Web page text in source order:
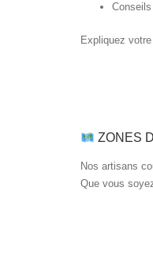
Expliquez
ZONES
Nos artisans
Que vous